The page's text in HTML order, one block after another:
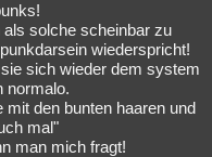
Neue
solche scheinbar zu
wiederspricht!
sich wieder dem system
normalo.
den bunten haaren und
mal"
man mich fragt!